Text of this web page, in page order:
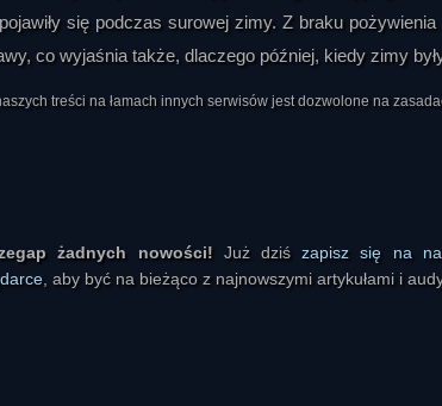
się podczas surowej zimy. Z braku
co wyjaśnia także, dlaczego później, kiedy zimy
treści na łamach innych serwisów jest dozwolone na
żadnych nowości! Już dziśzapisz się na
, aby być na bieżąco z najnowszymi artykułami i